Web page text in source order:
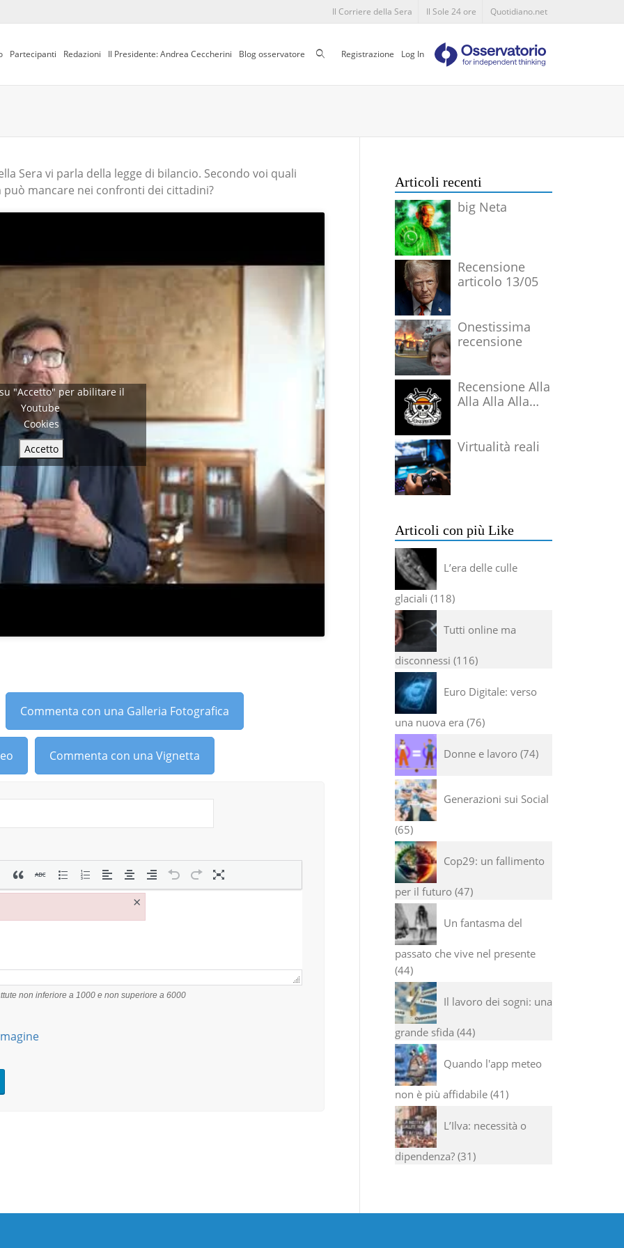
Il Corriere della Sera Il Sole 24 ore Quotidiano.net
Partecipanti Redazioni Il Presidente: Andrea Ceccherini Blog osservatore CercaRegistrazione Log In
Sera vi parla della legge di bilancio. Secondo voi quali
mancare nei confronti dei cittadini?
"Accetto" per abilitare il
Youtube
Cookies
Accetto
Commenta con una Galleria Fotografica
Commenta con una Vignetta
non inferiore a 1000 e non superiore a 6000
Articoli recenti
big Neta
Recensione
articolo 13/05
Onestissima
recensione
Recensione Alla
Alla Alla Alla
Virtualità reali
Articoli con più Like
L’era delle culle
glaciali 118
Tutti online ma
disconnessi 116
Euro Digitale: verso
una nuova era 76
Donne e lavoro 74
Generazioni sui Social
65
Cop29: un fallimento
per il futuro 47
Un fantasma del
passato che vive nel presente
44
Il lavoro dei sogni: una
grande sfida 44
Quando l'app meteo
non è più affidabile 41
L’Ilva: necessità o
dipendenza? 31
×